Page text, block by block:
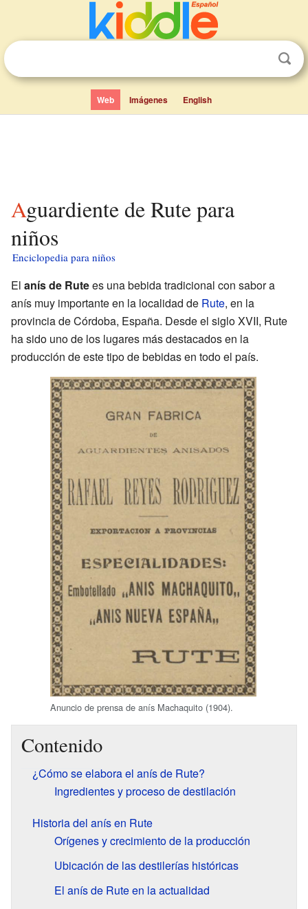
Web Imágenes English
Aguardiente de Rute para
niños
Enciclopedia para niños
El anís de Rutees una bebida tradicional con sabor a
anís muy importante en la localidad de Rute, en la
provincia de Córdoba, España. Desde el siglo XVII, Rute
ha sido uno de los lugares más destacados en la
producción de este tipo de bebidas en todo el país.
Anuncio de prensa de anís Machaquito (1904).
Contenido
¿Cómo se elabora el anís de Rute?
Ingredientes y proceso de destilación
Historia del anís en Rute
Orígenes y crecimiento de la producción
Ubicación de las destilerías históricas
El anís de Rute en la actualidad